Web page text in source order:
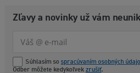
Zľavy a novinky už vám
Súhlasím so spracúvaním osobných
Odber môžete kedykoľvek zrušiť.